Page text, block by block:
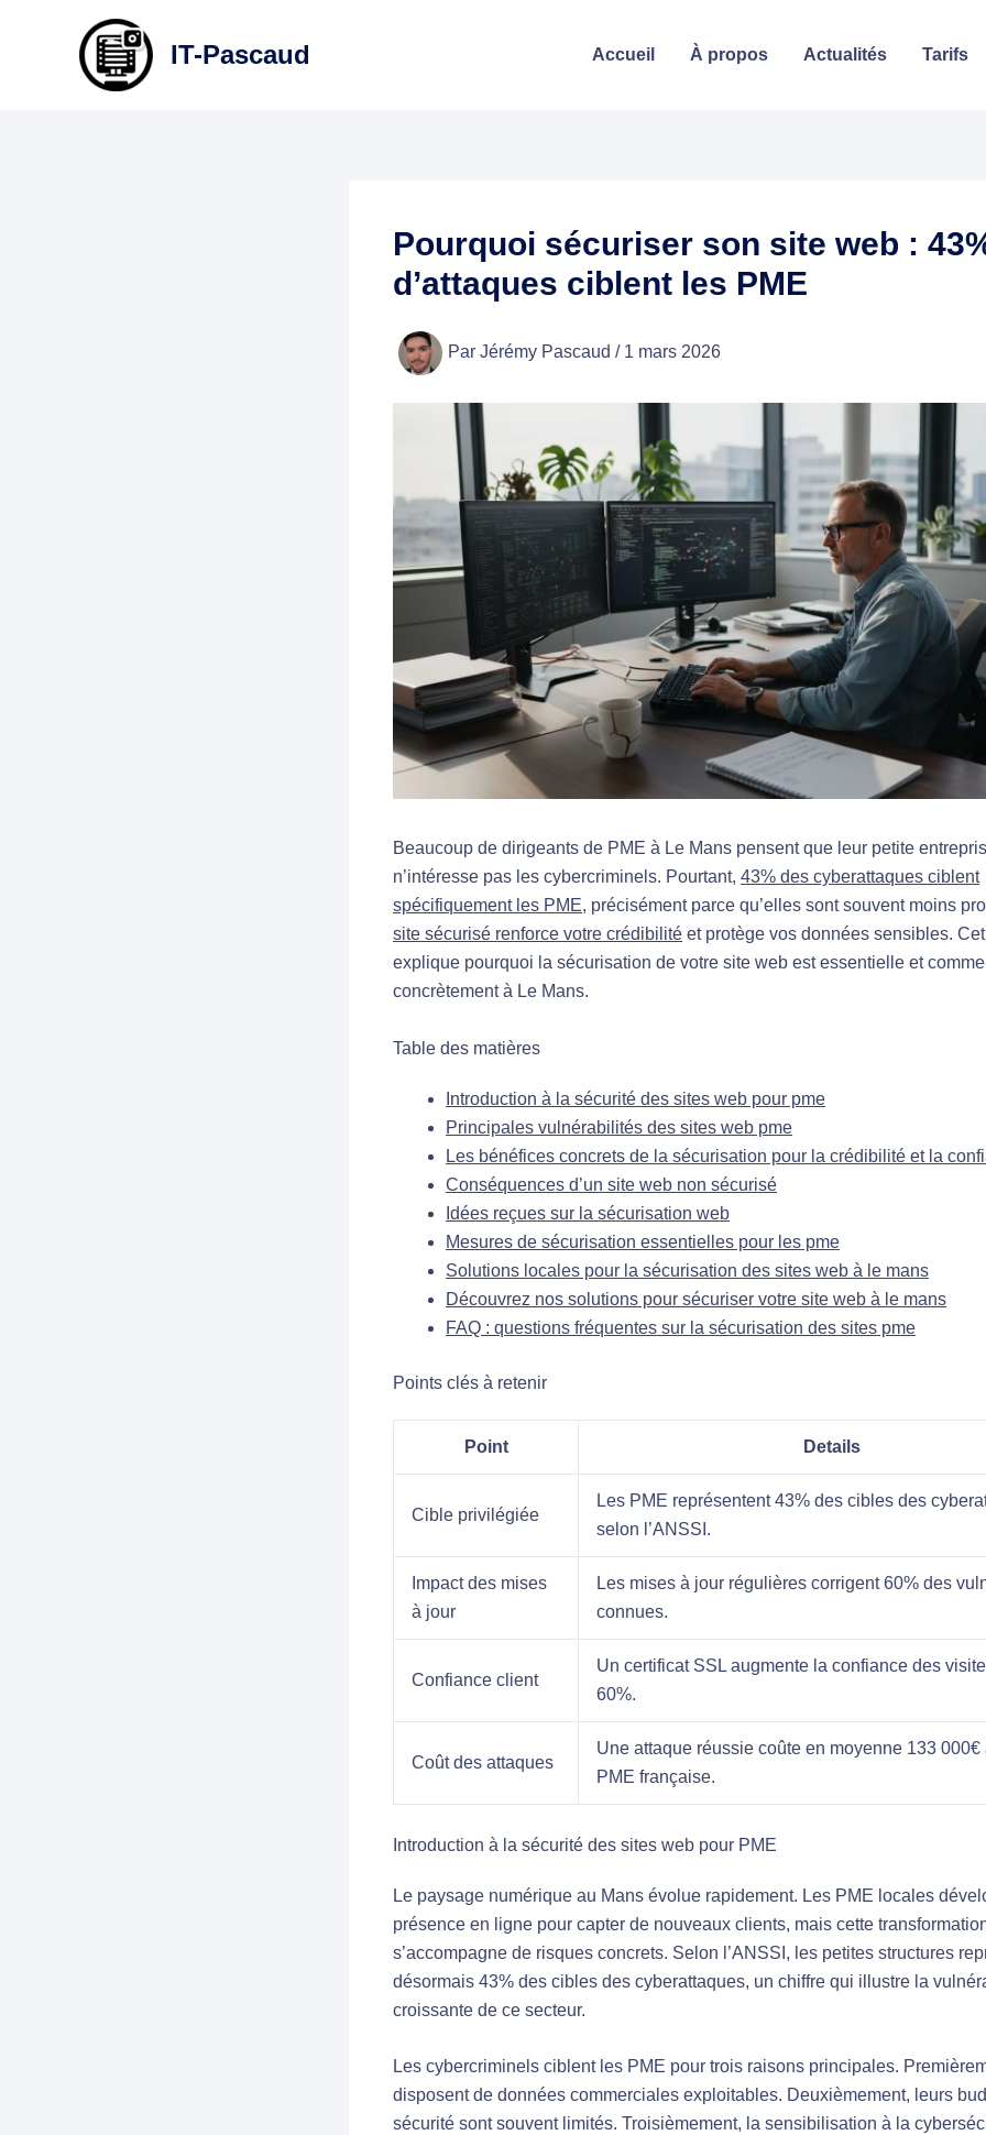
IT-Pascaud Accueil À propos Actualités Tarifs
Pourquoi sécuriser son site web :
d’attaques ciblent les PME
Par Jérémy Pascaud / 1 mars 2026
Beaucoup de dirigeants de PME à Le Mans pensent que leur petite
n’intéresse pas les cybercriminels. Pourtant, 43% des cyberattaques ciblent
spécifiquement les PME, précisément parce qu’elles sont souvent moins
site sécurisé renforce votre crédibilité et protège vos données sensibles.
explique pourquoi la sécurisation de votre site web est essentielle et
concrètement à Le Mans.
Table des matières
Introduction à la sécurité des sites web pour pme
Principales vulnérabilités des sites web pme
Les bénéfices concrets de la sécurisation pour la crédibilité et la
Conséquences d’un site web non sécurisé
Idées reçues sur la sécurisation web
Mesures de sécurisation essentielles pour les pme
Solutions locales pour la sécurisation des sites web à le mans
Découvrez nos solutions pour sécuriser votre site web à le mans
FAQ : questions fréquentes sur la sécurisation des sites pme
Points clés à retenir
Point Details
Cible privilégiée
Les PME représentent 43% des cibles des
selon l’ANSSI.
Impact des mises
à jour
Les mises à jour régulières corrigent 60% des
connues.
Confiance client
Un certificat SSL augmente la confiance des
60%.
Coût des attaques
Une attaque réussie coûte en moyenne 133 000€
PME française.
Introduction à la sécurité des sites web pour PME
Le paysage numérique au Mans évolue rapidement. Les PME locales
présence en ligne pour capter de nouveaux clients, mais cette
s’accompagne de risques concrets. Selon l’ANSSI, les petites structures
désormais 43% des cibles des cyberattaques, un chiffre qui illustre la
croissante de ce secteur.
Les cybercriminels ciblent les PME pour trois raisons principales.
disposent de données commerciales exploitables. Deuxièmement, leurs
sécurité sont souvent limités. Troisièmement, la sensibilisation à la